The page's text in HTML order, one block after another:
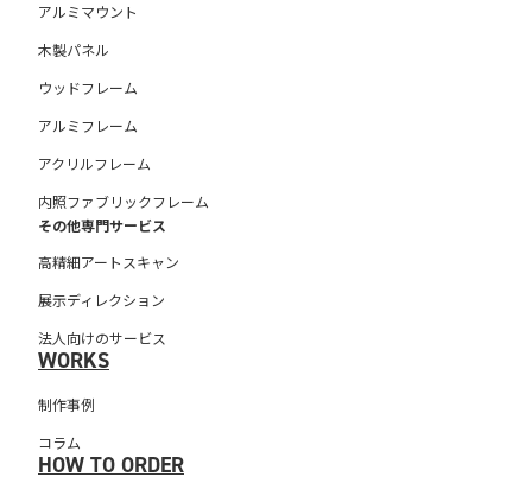
アルミマウント
木製パネル
ウッドフレーム
アルミフレーム
アクリルフレーム
内照ファブリックフレーム
その他専門サービス
高精細アートスキャン
展示ディレクション
法人向けのサービス
WORKS
制作事例
コラム
HOW TO ORDER